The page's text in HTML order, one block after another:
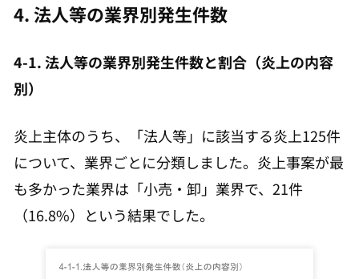
4. 法人等の業界別発生件数
4-1. 法人等の業界別発生件数と割合（炎上の内容
別）
炎上主体のうち、「法人等」に該当する炎上125件
について、業界ごとに分類しました。炎上事案が最
も多かった業界は「小売・卸」業界で、21件
（16.8%）という結果でした。